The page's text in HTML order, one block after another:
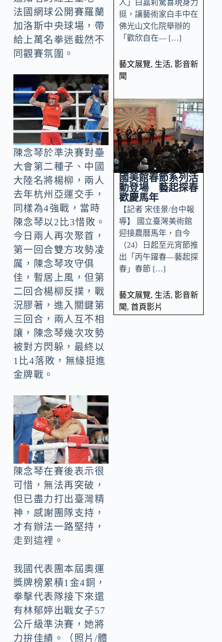
法國網球公開賽羅蘭
加洛斯中央球場，帶
給上萬名拳迷截然不
同觀賽氛圍。
陳念琴於準決賽對壘
大會第二種子、中國
大陸名將楊柳，兩人
去年杭州亞運交手，
同樣為4強戰，當時
陳念琴以2比3惜敗。
今日兩人再次聚首，
第一回合雙方攻勢凌
厲，陳念琴攻守俱
佳，暫居上風，但第
二回合楊柳反撲，戰
況膠著，進入關鍵第
三回合，兩人互不相
讓，陳念琴幾次攻勢
被對方閃躲，最終以
1比4落敗，無緣挺進
金牌戰。
陳念琴在賽後表示很
可惜，無法再突破，
但已盡力打出臺灣精
神，感謝團隊支持，
才有辦法一路堅持，
走到這裡。
我國代表團本屆奧運
獎牌榜累積1金4銅，
拳擊代表隊接下來還
有林郁婷出戰女子57
公斤級準決賽，她將
力拚佳績。（照片/體
人」白嘉莉驚喜現身力
挺，讓藝術家白丰中在
佛光山文化院舉辦的
「歡欣自在— […]
藝文展覽, 生活, 影音新
聞
國美館春節系列活
動登場 藝起探春
歡慶馬年
【記者 宋佳景/台中報
導】 國立臺灣美術館
迎接農曆馬年，自今
（24）日起至元宵節推
出「丙午躍春—藝起探
春」春節 […]
藝文展覽, 生活, 影音新
聞, 首頁影片